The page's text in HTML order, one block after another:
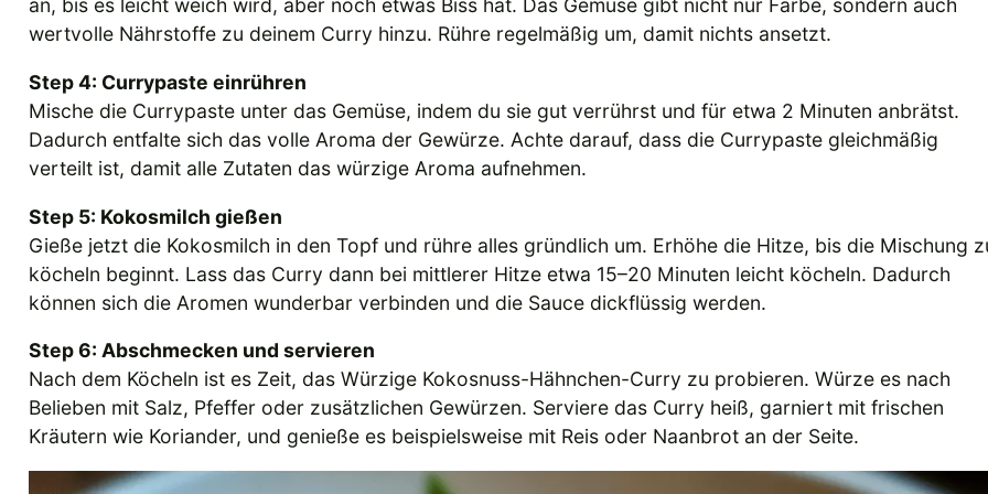
an, bis es leicht weich wird, aber noch etwas Biss hat. Das Gemüse gibt nicht nur Farbe, sondern auch
wertvolle Nährstoffe zu deinem Curry hinzu. Rühre regelmäßig um, damit nichts ansetzt.
Step 4: Currypaste einrühren
Mische die Currypaste unter das Gemüse, indem du sie gut verrührst und für etwa 2 Minuten anbrätst.
Dadurch entfalte sich das volle Aroma der Gewürze. Achte darauf, dass die Currypaste gleichmäßig
verteilt ist, damit alle Zutaten das würzige Aroma aufnehmen.
Step 5: Kokosmilch gießen
Gieße jetzt die Kokosmilch in den Topf und rühre alles gründlich um. Erhöhe die Hitze, bis die Mischung
köcheln beginnt. Lass das Curry dann bei mittlerer Hitze etwa 15–20 Minuten leicht köcheln. Dadurch
können sich die Aromen wunderbar verbinden und die Sauce dickflüssig werden.
Step 6: Abschmecken und servieren
Nach dem Köcheln ist es Zeit, das Würzige Kokosnuss-Hähnchen-Curry zu probieren. Würze es nach
Belieben mit Salz, Pfeffer oder zusätzlichen Gewürzen. Serviere das Curry heiß, garniert mit frischen
Kräutern wie Koriander, und genieße es beispielsweise mit Reis oder Naanbrot an der Seite.